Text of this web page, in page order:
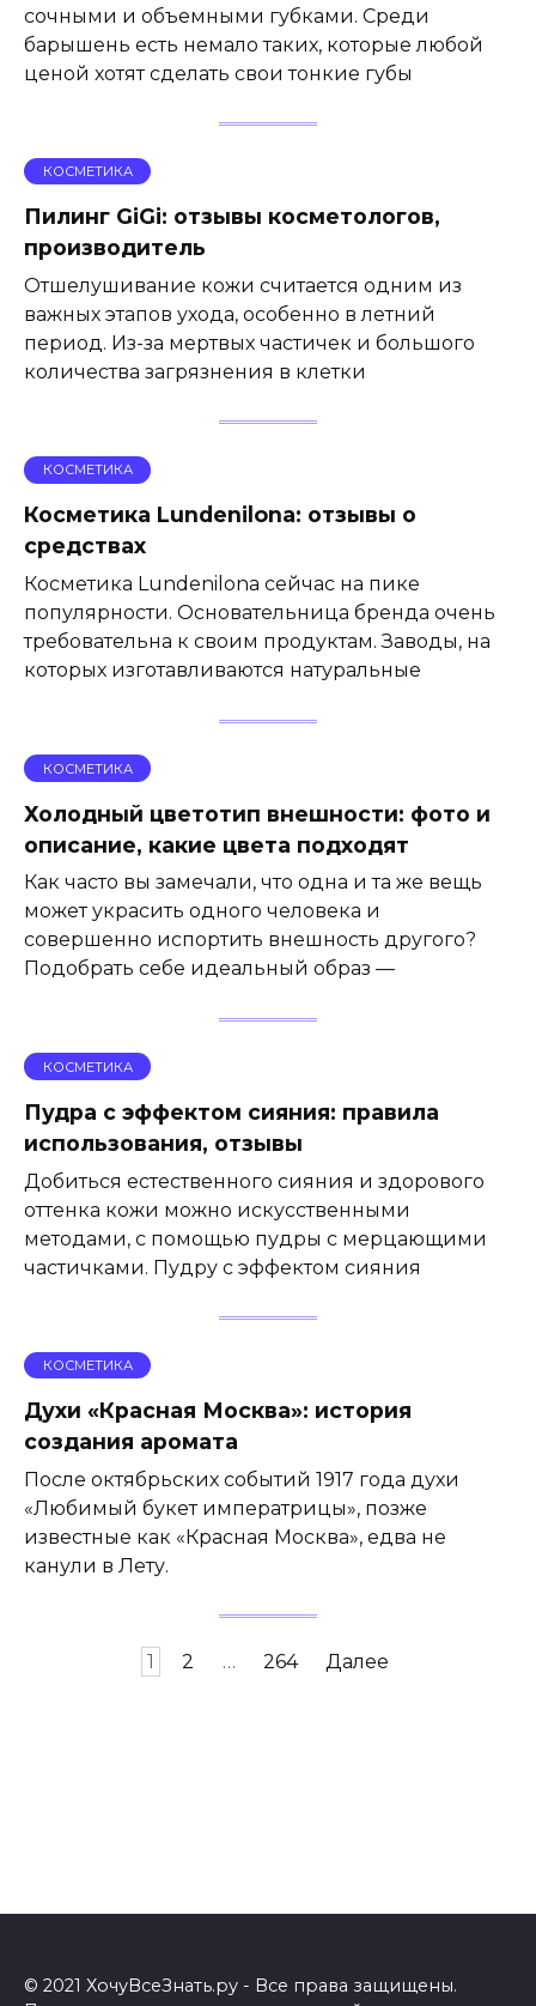
сочными и объемными губками. Среди
барышень есть немало таких, которые любой
ценой хотят сделать свои тонкие губы
КОСМЕТИКА
Пилинг GiGi: отзывы косметологов,
производитель
Отшелушивание кожи считается одним из
важных этапов ухода, особенно в летний
период. Из-за мертвых частичек и большого
количества загрязнения в клетки
КОСМЕТИКА
Косметика Lundenilona: отзывы о
средствах
Косметика Lundenilona сейчас на пике
популярности. Основательница бренда очень
требовательна к своим продуктам. Заводы, на
которых изготавливаются натуральные
КОСМЕТИКА
Холодный цветотип внешности: фото и
описание, какие цвета подходят
Как часто вы замечали, что одна и та же вещь
может украсить одного человека и
совершенно испортить внешность другого?
Подобрать себе идеальный образ —
КОСМЕТИКА
Пудра с эффектом сияния: правила
использования, отзывы
Добиться естественного сияния и здорового
оттенка кожи можно искусственными
методами, с помощью пудры с мерцающими
частичками. Пудру с эффектом сияния
КОСМЕТИКА
Духи «Красная Москва»: история
создания аромата
После октябрьских событий 1917 года духи
«Любимый букет императрицы», позже
известные как «Красная Москва», едва не
канули в Лету.
1 2 … 264 Далее
© 2021 ХочуВсеЗнать.ру - Все права защищены.